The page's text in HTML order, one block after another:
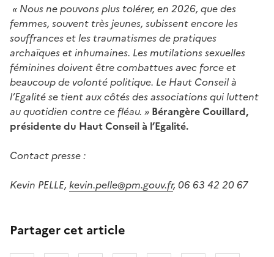
« Nous ne pouvons plus tolérer, en 2026, que des
femmes, souvent très jeunes, subissent encore les
souffrances et les traumatismes de pratiques
archaïques et inhumaines. Les mutilations sexuelles
féminines doivent être combattues avec force et
beaucoup de volonté politique. Le Haut Conseil à
l’Egalité se tient aux côtés des associations qui luttent
au quotidien contre ce fléau. » Bérangère Couillard,
présidente du Haut Conseil à l’Egalité.
Contact presse :
Kevin PELLE, kevin.pelle@pm.gouv.fr, 06 63 42 20 67
Partager cet article